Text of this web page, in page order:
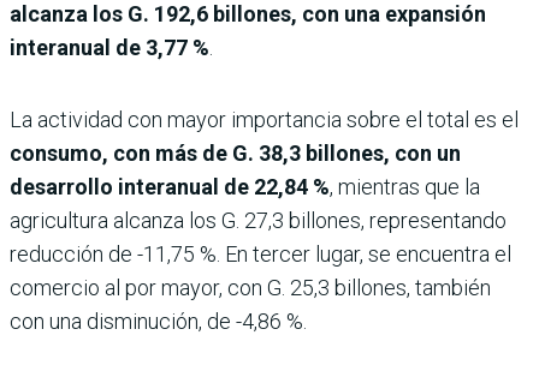
alcanza los G. 192,6 billones, con una expansión
interanual de 3,77 %.
La actividad con mayor importancia sobre el total es el
consumo, con más de G. 38,3 billones, con un
desarrollo interanual de 22,84 %, mientras que la
agricultura alcanza los G. 27,3 billones, representando
reducción de -11,75 %. En tercer lugar, se encuentra el
comercio al por mayor, con G. 25,3 billones, también
con una disminución, de -4,86 %.